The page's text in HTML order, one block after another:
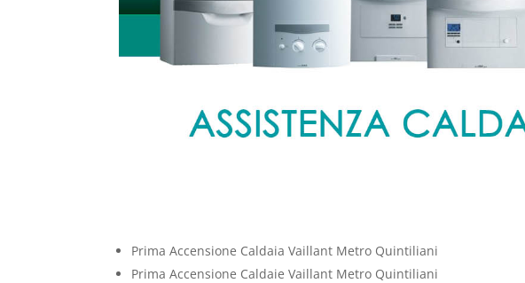
Prima Accensione Caldaia Vaillant Metro Quintiliani
Prima Accensione Caldaie Vaillant Metro Quintiliani